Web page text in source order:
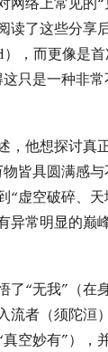
读了这些分享
，而更像是
只是一种非
他想探讨真
皆具圆满感
“虚空破碎、
异常明显的巅
了“无我”（在
流者（须陀洹
空妙有”），